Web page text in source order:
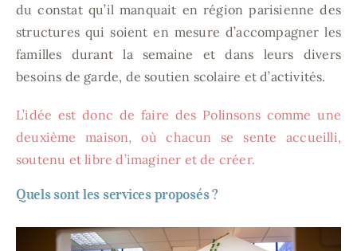
du constat qu’il manquait en région parisienne des
structures qui soient en mesure d’accompagner les
familles durant la semaine et dans leurs divers
besoins de garde, de soutien scolaire et d’activités.
L’idée est donc de faire des Polinsons comme une
deuxième maison, où chacun se sente accueilli,
soutenu et libre d’imaginer et de créer.
Quels sont les services proposés ?